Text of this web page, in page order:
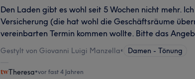
Den Laden gibt es wohl seit 5 Wochen nicht mehr.
Versicherung (die hat wohl die Geschäftsräume
vereinbarten Termin kommen wollte. Bitte das
Gestylt von Giovanni Luigi Manzella• Damen - Tönung
Theresa•vor fast 4 Jahren